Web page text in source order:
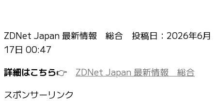
ZDNet Japan 最新情報 総合 投稿日： 2026年6月
17日 00:47
詳細はこちら👉 ZDNet Japan 最新情報 総合
スポンサーリンク